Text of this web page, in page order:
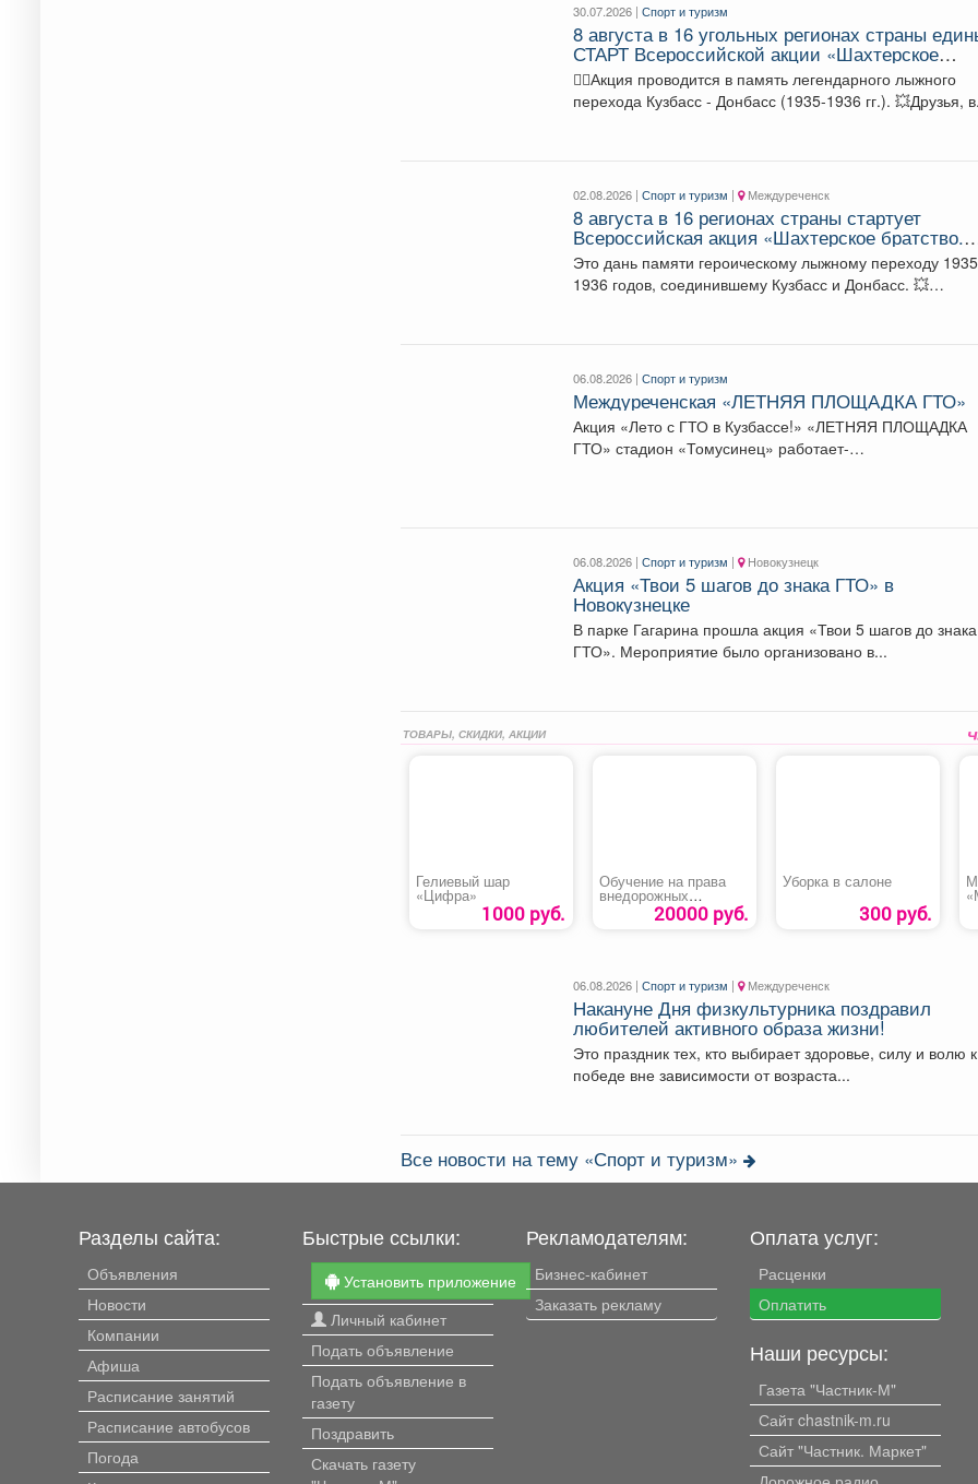
30.07.2026 |Спорт и туризм
8 августа в 16 угольных регионах страны
СТАРТ Всероссийской акции «Шахтерское
братство. Сильные духом».
🏃‍♀️Акция проводится в память легендарного лыжного
перехода Кузбасс - Донбасс (1935-1936 гг.).
02.08.2026 |Спорт и туризм | Междуреченск
8 августа в 16 регионах страны стартует
Всероссийская акция «Шахтерское братство.
Сильные духом».
Это дань памяти героическому лыжному переходу
1936 годов, соединившему Кузбасс и Донбасс. 💥
06.08.2026 |Спорт и туризм
Междуреченская «ЛЕТНЯЯ ПЛОЩАДКА ГТО»
Акция «Лето с ГТО в Кузбассе!» «ЛЕТНЯЯ ПЛОЩАДКА
ГТО» стадион «Томусинец» работает-
06.08.2026 |Спорт и туризм | Новокузнецк
Акция «Твои 5 шагов до знака ГТО» в
Новокузнецке
В парке Гагарина прошла акция «Твои 5 шагов до знака
ГТО». Мероприятие было организовано в...
ТОВАРЫ, СКИДКИ, АКЦИИ
Гелиевый шар
«Цифра»
1000 руб.
Обучение на права
внедорожных
мототранспортных
средств категории AI
20000 руб.
Уборка в салоне
300 руб.
06.08.2026 |Спорт и туризм | Междуреченск
Накануне Дня физкультурника поздравил
любителей активного образа жизни!
Это праздник тех, кто выбирает здоровье, силу и волю к
победе вне зависимости от возраста...
Все новости на тему «Спорт и туризм»
Разделы сайта:
Объявления
Новости
Компании
Афиша
Расписание занятий
Расписание автобусов
Погода
Быстрые ссылки:
Установить приложение
Личный кабинет
Подать объявление
Подать объявление в
газету
Поздравить
Скачать газету
Рекламодателям:
Бизнес-кабинет
Заказать рекламу
Оплата услуг:
Расценки
Оплатить
Наши ресурсы:
Газета "Частник-М"
Сайт chastnik-m.ru
Сайт "Частник. Маркет"